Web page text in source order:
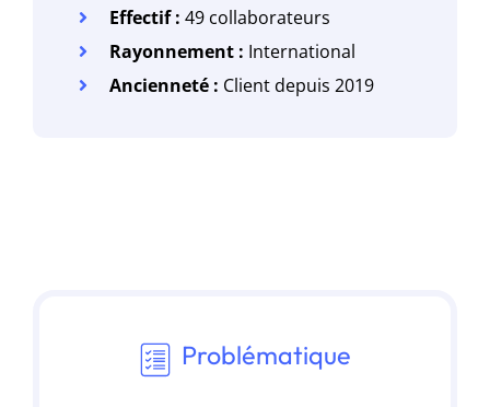
Effectif :49 collaborateurs
Rayonnement : International
Ancienneté : Client depuis 2019
Problématique